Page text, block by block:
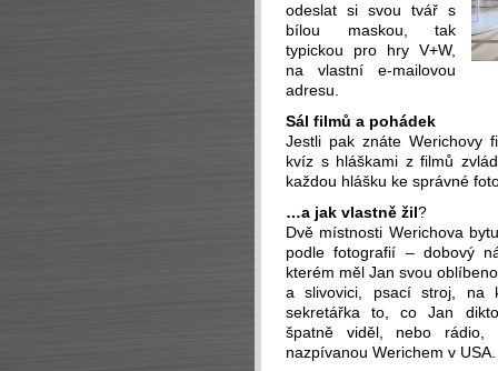
odeslat si svou tvář s
bílou maskou, tak
typickou pro hry V+W,
na vlastní e-mailovou
adresu.
Sál filmů a pohádek
Jestli pak znáte Werichovy
kvíz s hláškami z filmů
každou hlášku ke správné
…a jak vlastně žil?
Dvě místnosti Werichova
podle fotografií – dobový
kterém měl Jan svou
a slivovici, psací stroj, na
sekretářka to, co Jan
špatně viděl, nebo rádio,
nazpívanou Werichem v USA.